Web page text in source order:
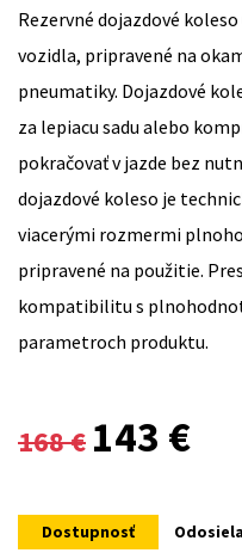
Rezervné dojazdové
vozidla, pripravené na
pneumatiky. Dojazdové
za lepiacu sadu alebo
pokračovať v jazde bez
dojazdové koleso je
viacerými rozmermi
pripravené na použitie.
kompatibilitu s
parametroch produktu.
168€
Original
was:
143 €
is:
Dostupnosť